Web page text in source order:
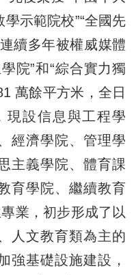
示範院校”“全國先
續多年被權威媒體
院”和“綜合實力獨
萬餘平方米，全日
現設信息與工程學
經濟學院、管理學
主義學院、體育課
育學院、繼續教育
業，初步形成了以
人文教育類為主的
強基礎設施建設，